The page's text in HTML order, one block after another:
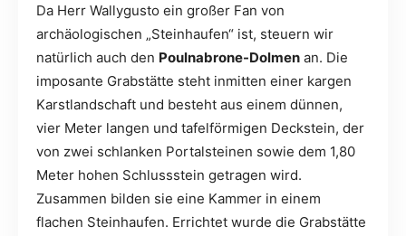
Da Herr Wallygusto ein großer Fan von
archäologischen „Steinhaufen“ ist, steuern wir
natürlich auch den Poulnabrone-Dolmen an. Die
imposante Grabstätte steht inmitten einer kargen
Karstlandschaft und besteht aus einem dünnen,
vier Meter langen und tafelförmigen Deckstein, der
von zwei schlanken Portalsteinen sowie dem 1,80
Meter hohen Schlussstein getragen wird.
Zusammen bilden sie eine Kammer in einem
flachen Steinhaufen. Errichtet wurde die Grabstätte